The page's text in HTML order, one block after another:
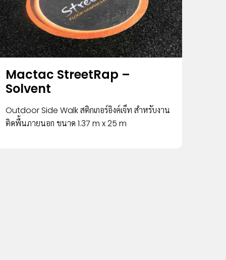
Mactac StreetRap –
Solvent
Outdoor Side Walk สติกเกอร์อิงค์เจ็ท สำหรับงาน
ติดพื้นภายนอก ขนาด 1.37 m x 25 m